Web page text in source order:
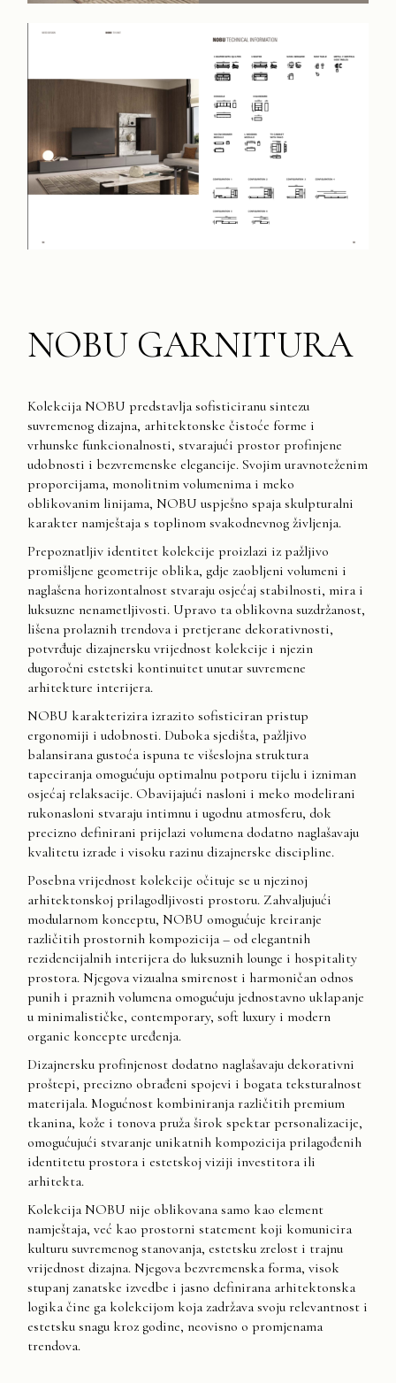
NOBU GARNITURA
Kolekcija NOBU predstavlja sofisticiranu sintezu
suvremenog dizajna, arhitektonske čistoće forme i
vrhunske funkcionalnosti, stvarajući prostor profinjene
udobnosti i bezvremenske elegancije. Svojim uravnoteženim
proporcijama, monolitnim volumenima i meko
oblikovanim linijama, NOBU uspješno spaja skulpturalni
karakter namještaja s toplinom svakodnevnog življenja.
Prepoznatljiv identitet kolekcije proizlazi iz pažljivo
promišljene geometrije oblika, gdje zaobljeni volumeni i
naglašena horizontalnost stvaraju osjećaj stabilnosti, mira i
luksuzne nenametljivosti. Upravo ta oblikovna suzdržanost,
lišena prolaznih trendova i pretjerane dekorativnosti,
potvrđuje dizajnersku vrijednost kolekcije i njezin
dugoročni estetski kontinuitet unutar suvremene
arhitekture interijera.
NOBU karakterizira izrazito sofisticiran pristup
ergonomiji i udobnosti. Duboka sjedišta, pažljivo
balansirana gustoća ispuna te višeslojna struktura
tapeciranja omogućuju optimalnu potporu tijelu i izniman
osjećaj relaksacije. Obavijajući nasloni i meko modelirani
rukonasloni stvaraju intimnu i ugodnu atmosferu, dok
precizno definirani prijelazi volumena dodatno naglašavaju
kvalitetu izrade i visoku razinu dizajnerske discipline.
Posebna vrijednost kolekcije očituje se u njezinoj
arhitektonskoj prilagodljivosti prostoru. Zahvaljujući
modularnom konceptu, NOBU omogućuje kreiranje
različitih prostornih kompozicija – od elegantnih
rezidencijalnih interijera do luksuznih lounge i hospitality
prostora. Njegova vizualna smirenost i harmoničan odnos
punih i praznih volumena omogućuju jednostavno uklapanje
u minimalističke, contemporary, soft luxury i modern
organic koncepte uređenja.
Dizajnersku profinjenost dodatno naglašavaju dekorativni
proštepi, precizno obrađeni spojevi i bogata teksturalnost
materijala. Mogućnost kombiniranja različitih premium
tkanina, kože i tonova pruža širok spektar personalizacije,
omogućujući stvaranje unikatnih kompozicija prilagođenih
identitetu prostora i estetskoj viziji investitora ili
arhitekta.
Kolekcija NOBU nije oblikovana samo kao element
namještaja, već kao prostorni statement koji komunicira
kulturu suvremenog stanovanja, estetsku zrelost i trajnu
vrijednost dizajna. Njegova bezvremenska forma, visok
stupanj zanatske izvedbe i jasno definirana arhitektonska
logika čine ga kolekcijom koja zadržava svoju relevantnost i
estetsku snagu kroz godine, neovisno o promjenama
trendova.